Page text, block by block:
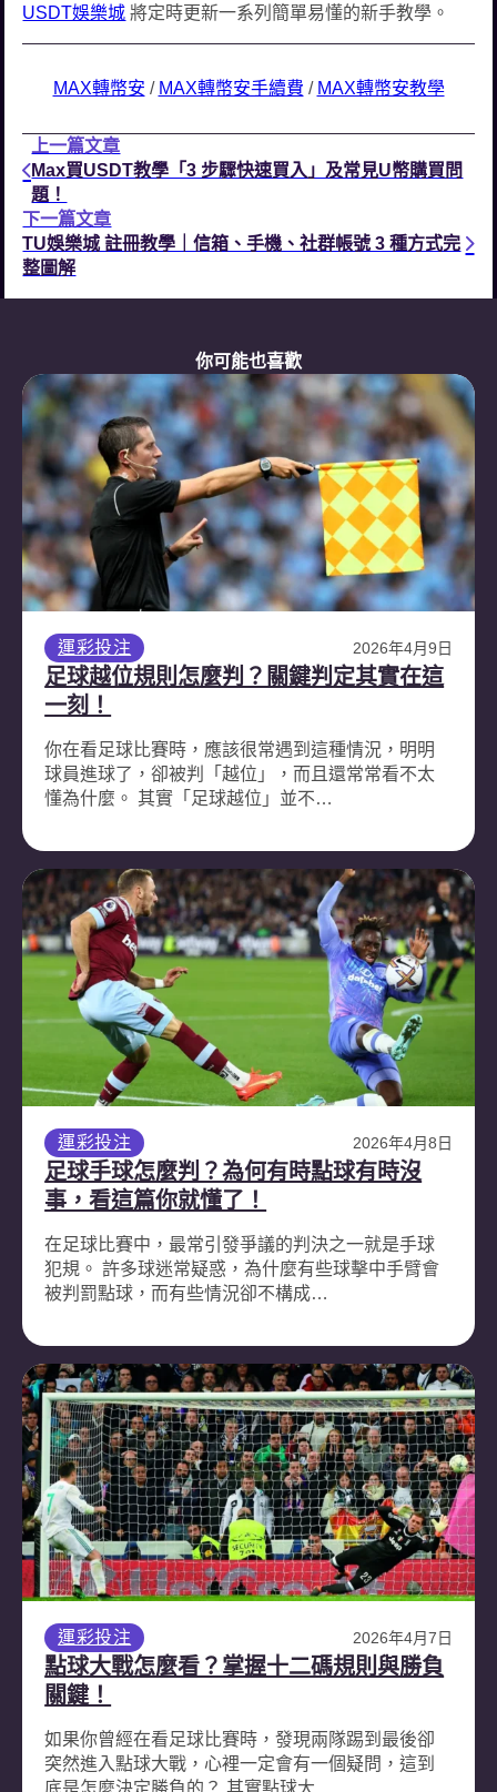
USDT娛樂城 將定時更新一系列簡單易懂的新手教學。
MAX轉幣安 / MAX轉幣安手續費 / MAX轉幣安教學
上一篇文章
Max買USDT教學「3 步驟快速買入」及常見U幣購買問
題！
下一篇文章
TU娛樂城 註冊教學｜信箱、手機、社群帳號 3 種方式完
整圖解
你可能也喜歡
運彩投注 2026年4月9日
足球越位規則怎麼判？關鍵判定其實在這
一刻！
你在看足球比賽時，應該很常遇到這種情況，明明
球員進球了，卻被判「越位」，而且還常常看不太
懂為什麼。 其實「足球越位」並不…
運彩投注 2026年4月8日
足球手球怎麼判？為何有時點球有時沒
事，看這篇你就懂了！
在足球比賽中，最常引發爭議的判決之一就是手球
犯規。 許多球迷常疑惑，為什麼有些球擊中手臂會
被判罰點球，而有些情況卻不構成…
運彩投注 2026年4月7日
點球大戰怎麼看？掌握十二碼規則與勝負
關鍵！
如果你曾經在看足球比賽時，發現兩隊踢到最後卻
突然進入點球大戰，心裡一定會有一個疑問，這到